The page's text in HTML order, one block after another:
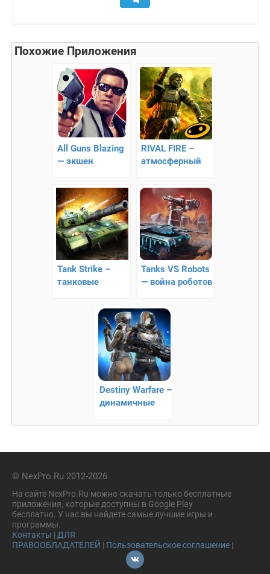
Похожие Приложения
All Guns Blazing
— экшен
RIVAL FIRE –
атмосферный
Tank Strike –
танковые
Tanks VS Robots
— война роботов
мультиплееролм)
Destiny Warfare –
динамичные
сражения
© NexPro.Ru 2012-2026
На сайте NexPro.Ru можно скачать только бесплатные
приложения, которые доступны в Google Play
бесплатно. У нас вы найдете самые лучшие игры и
программы.
Контакты | ДЛЯ
ПРАВООБЛАДАТЕЛЕЙ | Пользовательское соглашение |